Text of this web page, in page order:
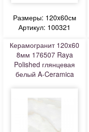
Размеры: 120x60см
Артикул: 100321
Керамогранит 120x60
8мм 176507 Raya
Polished глянцевая
белый A-Ceramica